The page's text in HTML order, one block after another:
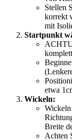
Stellen
korrekt
mit
Startpunkt
etwa
Wickeln:
Wickeln
Breite
Achten